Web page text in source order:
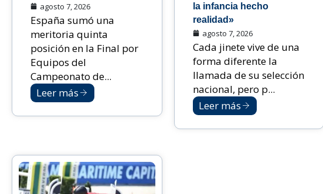
agosto 7, 2026
España sumó una
meritoria quinta
posición en la Final por
Equipos del
Campeonato de...
Leer más
la infancia hecho
realidad»
agosto 7, 2026
Cada jinete vive de una
forma diferente la
llamada de su selección
nacional, pero p...
Leer más